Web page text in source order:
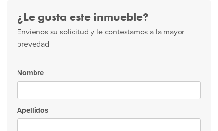
¿Le gusta este inmueble?
Envienos su solicitud y le contestamos a la mayor
brevedad
Nombre
Apellidos